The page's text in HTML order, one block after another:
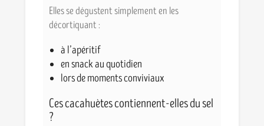
Elles se dégustent simplement en les
décortiquant :
à l’apéritif
en snack au quotidien
lors de moments conviviaux
Ces cacahuètes contiennent-elles du sel
?